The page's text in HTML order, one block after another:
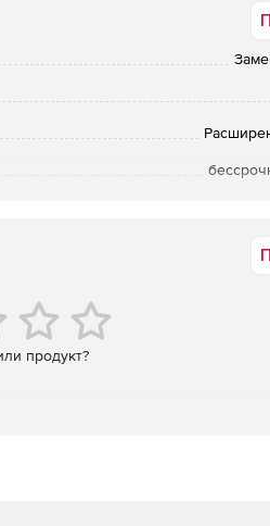
шума.
источника. Координаты
входных данных для
уточнениями координат.
«Расчет уровня внешнего шума
продукт?